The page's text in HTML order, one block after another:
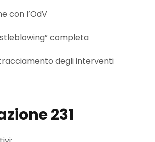
con l’OdV
completa
degli interventi
231